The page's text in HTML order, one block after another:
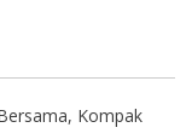
Kompak